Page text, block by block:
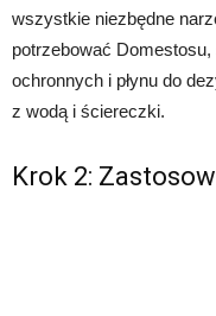
wszystkie niezbędne
potrzebować
ochronnych i płynu do
z wodą i ściereczki.
Krok 2: